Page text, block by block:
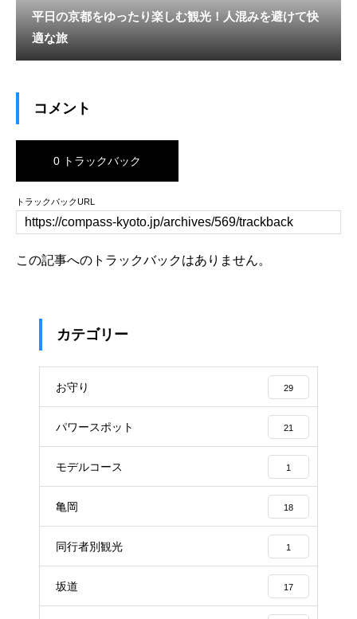
平日の京都をゆったり楽しむ観光！人混みを避けて快
適な旅
コメント
0 トラックバック
トラックバックURL
この記事へのトラックバックはありません。
カテゴリー
お守り 29
パワースポット 21
モデルコース 1
亀岡 18
同行者別観光 1
坂道 17